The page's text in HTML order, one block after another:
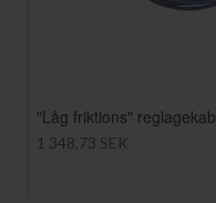
"Låg friktions"
1 348,73 SEK